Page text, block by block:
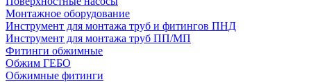
Монтажное оборудование
Инструмент для монтажа труб и фитингов ПНД
Инструмент для монтажа труб ПП/МП
Фитинги обжимные
Обжим ГЕБО
Обжимные фитинги